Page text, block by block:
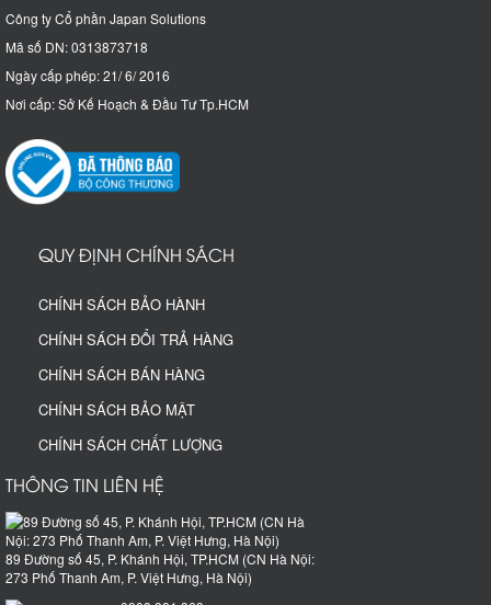
Công ty Cổ phần Japan Solutions
Mã số DN: 0313873718
Ngày cấp phép: 21/ 6/ 2016
Nơi cấp: Sở Kế Hoạch & Đầu Tư Tp.HCM
QUY ĐỊNH CHÍNH SÁCH
CHÍNH SÁCH BẢO HÀNH
CHÍNH SÁCH ĐỔI TRẢ HÀNG
CHÍNH SÁCH BÁN HÀNG
CHÍNH SÁCH BẢO MẬT
CHÍNH SÁCH CHẤT LƯỢNG
THÔNG TIN LIÊN HỆ
89 Đường số 45, P. Khánh Hội, TP.HCM (CN Hà Nội:
273 Phố Thanh Am, P. Việt Hưng, Hà Nội)